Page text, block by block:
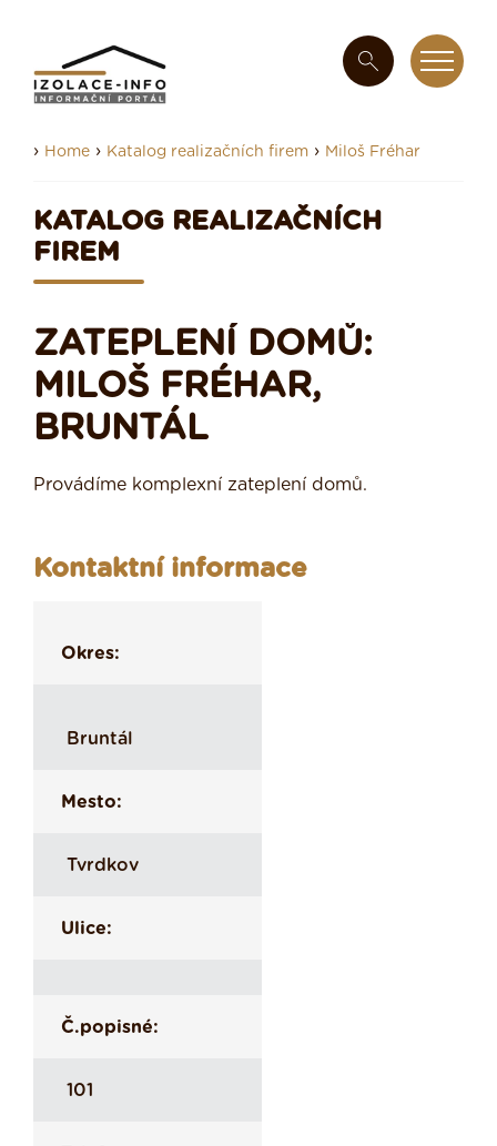
› Home › Katalog realizačních firem › Miloš Fréhar
KATALOG REALIZAČNÍCH
FIREM
ZATEPLENÍ DOMŮ:
MILOŠ FRÉHAR,
BRUNTÁL
Provádíme komplexní zateplení domů.
Kontaktní informace
Okres:
Bruntál
Mesto:
Tvrdkov
Ulice:
Č.popisné:
101